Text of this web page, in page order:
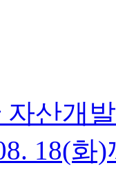
산개
18(화